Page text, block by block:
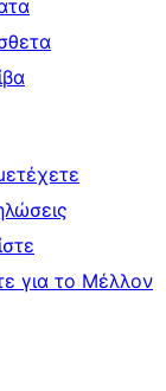
για το Μέλλον